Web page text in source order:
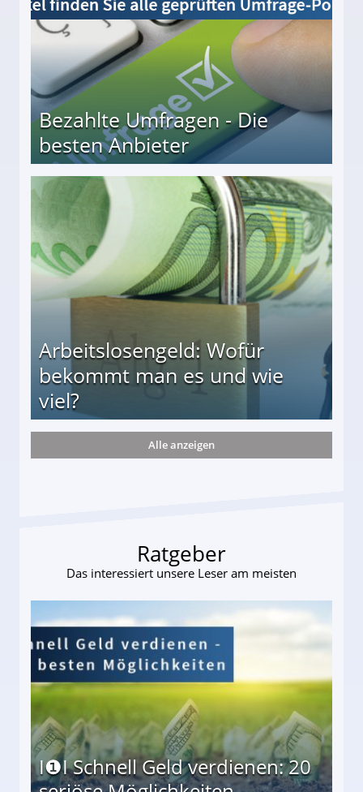
Bezahlte Umfragen - Die
besten Anbieter
Arbeitslosengeld: Wofür
bekommt man es und wie
viel?
und wie viel?
Alle anzeigen
Ratgeber
Das interessiert unsere Leser am meisten
I❶I Schnell Geld verdienen: 20